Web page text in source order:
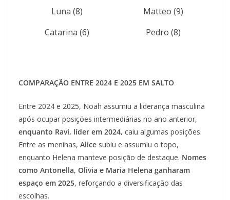
Luna (8)
Matteo (9)
Catarina (6)
Pedro (8)
COMPARAÇÃO ENTRE 2024 E 2025 EM SALTO
Entre 2024 e 2025, Noah assumiu a liderança masculina
após ocupar posições intermediárias no ano anterior,
enquanto Ravi, líder em 2024, caiu algumas posições.
Entre as meninas, Alice subiu e assumiu o topo,
enquanto Helena manteve posição de destaque. Nomes
como Antonella, Olivia e Maria Helena ganharam
espaço em 2025, reforçando a diversificação das
escolhas.